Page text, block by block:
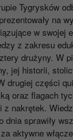
Tygrysków
na
w swojej
z zakresu
drużyny. W
jej historii,
części
oraz flagach
z nakrętek.
dnia sprawiły
aktywne